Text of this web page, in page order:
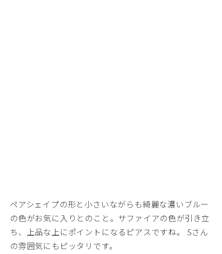
ペアシェイプの形と小さいながらも綺麗な濃いブルー
の色がお気に入りとのこと。サファイアの色が引き立
ち、上品な上にポイントになるピアスですね。 Sさん
の雰囲気にもピッタリです。